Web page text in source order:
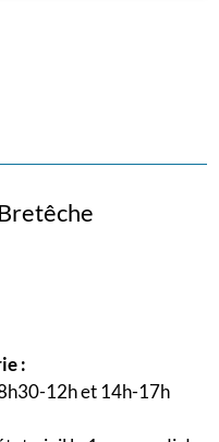
:
12h et 14h-17h